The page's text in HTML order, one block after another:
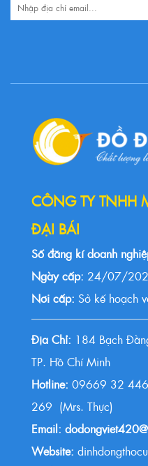
CÔNG TY TNHH
ĐẠI BÁI
Số đăng kí doanh
Ngày cấp: 24/07/
Nơi cấp: Sở kế hoạch
Địa Chỉ: 184 Bạch
TP. Hồ Chí Minh
Hotline: 09669 32
269 (Mrs. Thực)
Email:
Website: